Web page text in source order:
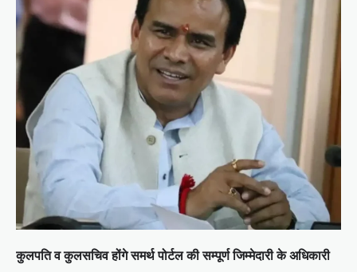
कुलपति व कुलसचिव होंगे समर्थ पोर्टल की सम्पूर्ण जिम्मेदारी के अधिकारी